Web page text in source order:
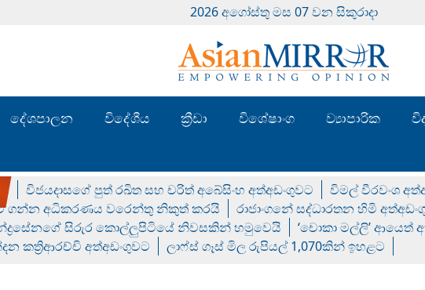
2026 අගෝස්‍තු මස 07 වන සිකුරාදා
දේශපාලන විදේශීය ක්‍රීඩා විශේෂාංග ව්‍යාපාරික
විජයදාසගේ පුත් රඛිත සහ චරිත් අබේසිංහ අත්අඩංගුවට විමල් වීරවංශ
ගන්න අධිකරණය වරෙන්තු නිකුත් කරයි
රාජාංගනේ සද්ධාරතන හිමි
සිරුර කොල්ලුපිටියේ නිවසකින් හමුවෙයි
‘චොකා මල්ලි’ ආයෙත්
කත්‍රිආරච්චි අත්අඩංගුවට
ලාෆ්ස් ගෑස් මිල රුපියල් 1,070කින් ඉහළට